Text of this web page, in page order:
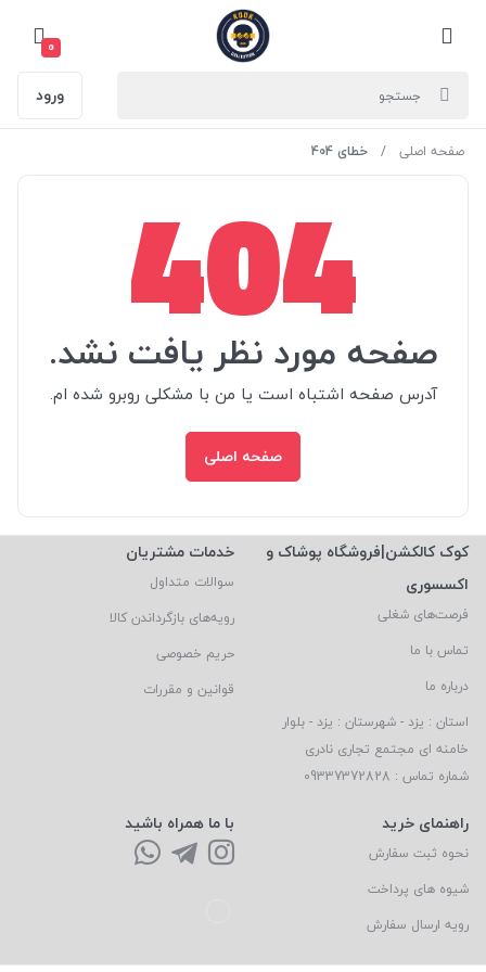
0
ورود
صفحه اصلی خطای 404
404
صفحه مورد نظر یافت نشد.
آدرس صفحه اشتباه است یا من با مشکلی روبرو شده ام.
صفحه اصلی
کوک کالکشن|فروشگاه پوشاک و
اکسسوری
فرصت‌های شغلی
تماس با ما
درباره ما
استان : یزد - شهرستان : یزد - بلوار
خامنه ای مجتمع تجاری نادری
شماره تماس : 09337372828
خدمات مشتریان
سوالات متداول
رویه‌های بازگرداندن کالا
حریم خصوصی
قوانین و مقررات
راهنمای خرید
نحوه ثبت سفارش
شیوه های پرداخت
رویه ارسال سفارش
با ما همراه باشید